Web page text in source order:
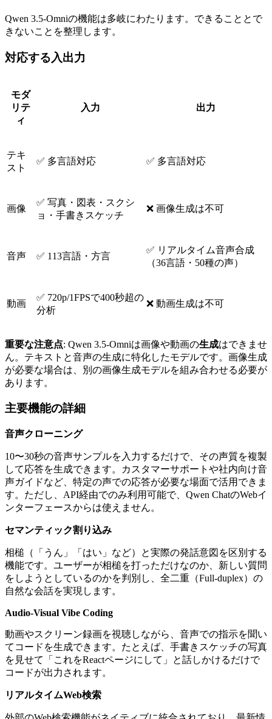
Qwen 3.5-Omniの機能は多岐にわたります。できることとで
きないことを整理します。
対応する入出力
モダ
リテ
ィ
入力 出力
テキ
スト
✅ 多言語対応 ✅ 多言語対応
画像
✅ 写真・図表・スクシ
ョ・手書きスケッチ
❌ 画像生成は不可
音声 ✅ 113言語・方言
✅ リアルタイム音声合成
（36言語・50種の声）
動画
✅ 720p/1FPSで400秒超の
分析
❌ 動画生成は不可
重要な注意点: Qwen 3.5-Omniは画像や動画の生成はできませ
ん。テキストと音声の生成に特化したモデルです。画像生成
が必要な場合は、別の画像生成モデルを組み合わせる必要が
あります。
主要機能の詳細
音声クローニング
10〜30秒の音声サンプルを入力するだけで、その声質を複製
して応答を生成できます。カスタマーサポートや社内向け音
声ガイドなど、特定の声での応答が必要な場面で活用できま
す。ただし、API経由でのみ利用可能で、Qwen ChatのWebイ
ンターフェースからは使えません。
セマンティック割り込み
相槌（「うん」「はい」など）と実際の発話意図を区別する
機能です。ユーザーが相槌を打っただけなのか、新しい質問
をしようとしているのかを判別し、全二重（Full-duplex）の
自然な会話を実現します。
Audio-Visual Vibe Coding
動画やスクリーン録画を視聴しながら、音声での指示を聞い
てコードを生成できます。たとえば、手書きスケッチの写真
を見せて「これをReactページにして」と話しかけるだけで
コードが出力されます。
リアルタイムWeb検索